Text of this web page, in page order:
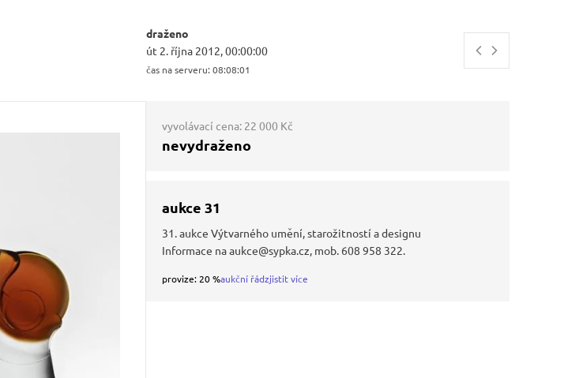
draženo
út 2. října 2012, 00:00:00
čas na serveru: 08:08:02
vyvolávací cena: 22 000 Kč
nevydraženo
aukce 31
31. aukce Výtvarného umění, starožitností a designu
Informace na aukce@sypka.cz, mob. 608 958 322.
provize: 20 %aukční řádzjistit více